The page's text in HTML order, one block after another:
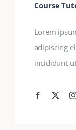
Course
Lorem
adipiscing
incididunt